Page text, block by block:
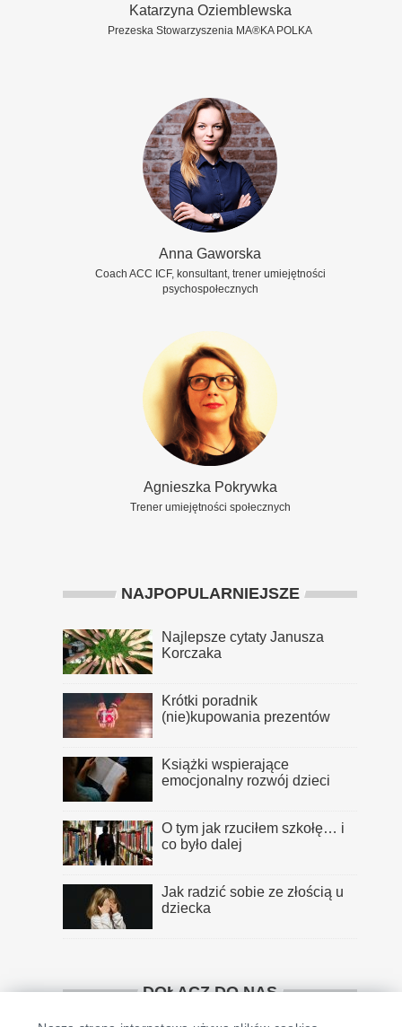
Katarzyna Oziemblewska
Prezeska Stowarzyszenia MA®KA POLKA
Anna Gaworska
Coach ACC ICF, konsultant, trener umiejętności
psychospołecznych
Agnieszka Pokrywka
Trener umiejętności społecznych
NAJPOPULARNIEJSZE
Najlepsze cytaty Janusza
Korczaka
Krótki poradnik
(nie)kupowania prezentów
Książki wspierające
emocjonalny rozwój dzieci
O tym jak rzuciłem szkołę… i
co było dalej
Jak radzić sobie ze złością u
dziecka
DOŁĄCZ DO NAS